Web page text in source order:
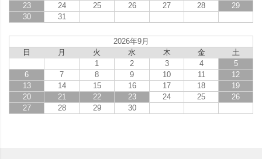
23
24 25 26 27 28
29
30
31
2026年9月
日
月 火 水 木 金
土
1
2 3 4
5
6
7 8 9 10 11
12
13
14 15 16 17 18
19
20
21 22 23 24 25
26
27
28 29 30